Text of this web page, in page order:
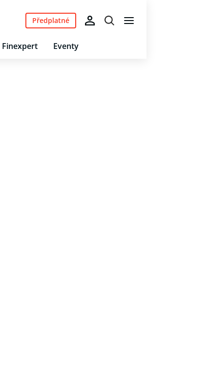
Finexpert Eventy
Předplatné